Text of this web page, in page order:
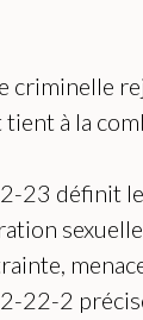
criminelle
à la
23 définit
22-2